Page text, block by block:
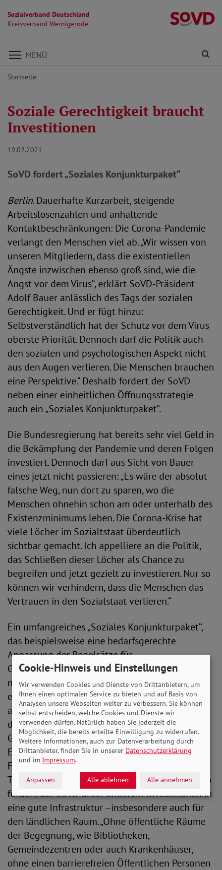
Sozialverband Deutschland
Kreisverband Wernigerode
Direkt zu den Inhalten springen
MENÜ
Startseite
Soziale Gerechtigkeit braucht
Investitionen
19.02.2021
SoVD fordert „Soziales Konjunkturpaket“
Berlin. Dauerhafte Kurzarbeit, steigende
Arbeitslosenzahlen und anhaltende
Kontaktbeschränkungen: Die Corona-Pandemie
verlangt den Menschen viel ab. „Wir wissen von
unseren Mitgliedern, dass die existentiellen
Ängste inzwischen ebenso groß sind, wie die
Angst vor dem Virus“, erklärt SoVD-Präsident
Adolf Bauer anlässlich des Tags der sozialen
Gerechtigkeit. Und er fügt hinzu:
Selbstverständlich hat der Schutz vor dem Virus
oberste Priorität. Dennoch darf die Politik auch
den sozialen und psychologischen Aspekt nicht
aus den Augen verlieren. Die Menschen brauchen
eine Perspektive.“ Deshalb fordert der SoVD
neben einer einheitlichen Öffnungsstrategie
auch ein „Soziales Konjunkturpaket“.
Die Bundesregierung hat bereits sehr viel Geld in
die Bekämpfung der Pandemie und deren Folgen
investiert. Dennoch darf aus Sicht von Bauer
eines jetzt nicht passieren: „Es wäre der absolut
falsche Weg, nun dort zu sparen, wo die
Menschen ohnehin schon am oder unterhalb des
Existenzminimums leben. Die Corona-Krise hat
viele Löcher im Sozialtstaat überdeutlich
sichtbar gemacht. Ich appelliere an die Politik,
das Schließen dieser Löcher als Chance zu
begreifen und jetzt gezielt zu investieren. Nur so
können wir verhindern, dass die Menschen das
Vertrauen in den Sozialstaat verlieren.“
Ein umfangreiches „Soziales Konjunkturpaket“,
das beispielsweise eine bedarfsgerechte
Anpassung der Regelsätze für
Grundsicherungsbezieher*innen umfasst, würde
nicht nur die Kaufkraft sehr vieler Menschen
erhöhen. Auf diese Weise könnte insbesondere
auch ganz gezielt die zunehmende Einsamkeit
der Menschen bekämpft werden. „Unser
Gutachten hat gezeigt, dass vor allem Armut zu
Einsamkeit führt. Wenn das Geld aber an allen
Ecken und Enden fehlt, ist gesellschaftliche
Teilhabe nicht möglich“, erläutert Bauer. Deshalb
fordert der SoVD unter anderem Investitionen in
eine gute Infrastruktur –insbesondere auch für
den ländlichen Raum. „Ohne öffentliche Räume
der Begegnung, wie Bibliotheken,
Gemeindezentren oder auch Krankenhäuser,
ohne einen barrierefreien Öffentlichen Personen
Cookie-Hinweis und Einstellungen
Wir verwenden Cookies und Dienste von Drittanbietern, um
Ihnen einen optimalen Service zu bieten und auf Basis von
Analysen unsere Webseiten weiter zu verbessern. Sie können
selbst entscheiden, welche Cookies und Dienste wir
verwenden dürfen. Natürlich haben Sie jederzeit die
Möglichkeit, die bereits erteilte Einwilligung zu widerrufen.
Weitere Informationen, auch zur Datenverarbeitung durch
Drittanbieter, finden Sie in unserer Datenschutzerklärung
und im Impressum.
Anpassen Alle ablehnen Alle annehmen